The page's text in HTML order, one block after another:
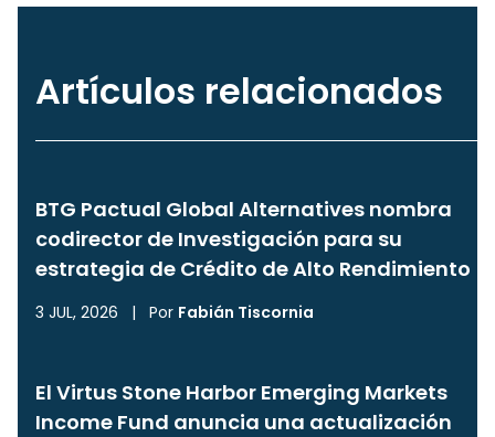
Artículos relacionados
BTG Pactual Global Alternatives nombra
codirector de Investigación para su
estrategia de Crédito de Alto Rendimiento
3 JUL, 2026 | Por Fabián Tiscornia
El Virtus Stone Harbor Emerging Markets
Income Fund anuncia una actualización